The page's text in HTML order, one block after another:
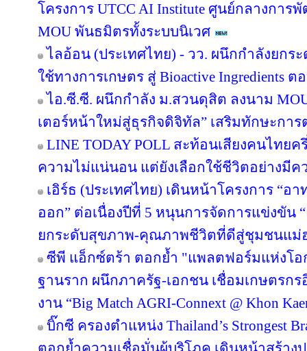
โครงการ UTCC AI Institute ศูนย์กลางกา
MOU พันธมิตรทั้งระบบนิเวศ
ไลอ้อน (ประเทศไทย) - วว. ผนึกกำลังยกร
ใช้ทางการเกษตร สู่ Bioactive Ingredients
ไอ.ซี.ซี. ผนึกกำลัง ม.สวนดุสิต ลงนาม
เตอร์หน้าใหม่สู่ธุรกิจดิจิทัล” เสริมทักษะกา
LINE TODAY POLL สะท้อนเสียงคนไทย
ความไม่แน่นอน แต่ยังเลือกใช้ชีวิตอย่างมีค
เอิร์ธ (ประเทศไทย) เดินหน้าโครงการ “อ
ออก” ต่อเนื่องปีที่ 5 หนุนการจัดการแข่งขัน
ยกระดับสุขภาพ-คุณภาพชีวิตที่ดีสู่ชุมชนแม่
ซีพี แอ็กซ์ตร้า ตอกย้ำ "แพลตฟอร์มแห่งโอ
ฐานราก ผนึกภาครัฐ-เอกชน เชื่อมเกษตรก
งาน “Big Match AGRI-Connext @ Khon
บิ๊กซี ครองตำแหน่ง Thailand’s Strongest